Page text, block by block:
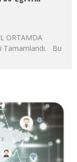
ORTAMDA
Tamamlandı. Bu